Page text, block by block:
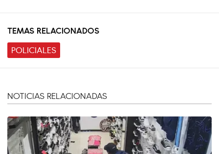
TEMAS RELACIONADOS
POLICIALES
NOTICIAS RELACIONADAS